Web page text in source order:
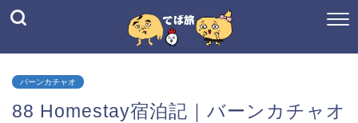
バーンカチャオ
88 Homestay宿泊記｜バーンカチャオ